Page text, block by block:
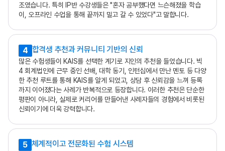
조였습니다. 특히 IP반 수강생들은 "혼자 공부했다면 느슨해졌을 학습
이, 오프라인 수업을 통해 끝까지 밀고 갈 수 있었다"고 말합니다.
4 합격생 추천과 커뮤니티 기반의 신뢰
많은 수험생들이 KAIS를 선택한 계기로 지인의 추천을 들었습니다. 빅
4 회계법인에 근무 중인 선배, 대학 동기, 인턴십에서 만난 멘토 등 다양
한 추천 루트를 통해 KAIS를 알게 되었고, 상담 후 신뢰감을 느껴 등록
까지 이어졌다는 사례가 반복적으로 등장합니다. 이러한 추천은 단순한
평판이 아니라, 실제로 커리어를 만들어낸 사례자들의 경험에서 비롯된
신뢰이기에 더욱 강력합니다.
5 체계적이고 전문화된 수험 시스템